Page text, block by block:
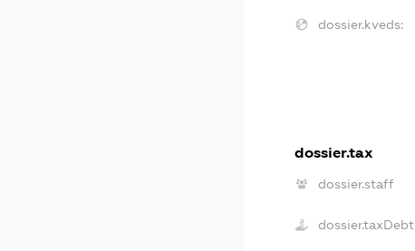
dossier.kveds:
dossier.tax
dossier.staff
dossier.taxDebt